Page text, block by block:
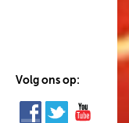
Volg ons op: